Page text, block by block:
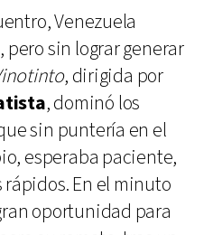
Venezuela
sin lograr generar
, dirigida por
, dominó los
sin puntería en el
esperaba paciente,
En el minuto
oportunidad para